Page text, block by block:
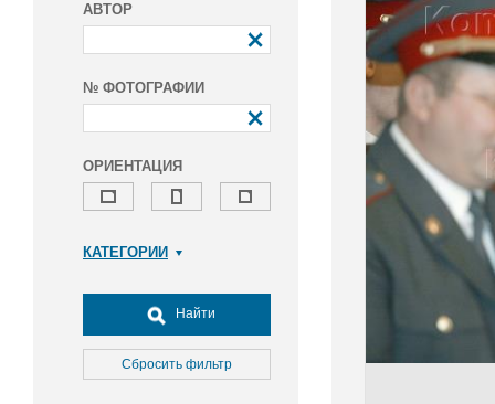
АВТОР
№ ФОТОГРАФИИ
ОРИЕНТАЦИЯ
КАТЕГОРИИ
Досуг, туризм и отдых
Культура
Медицина
Найти
Сбросить фильтр